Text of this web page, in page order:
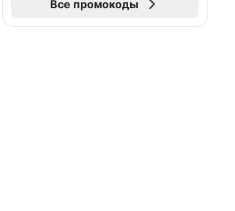
Все промокоды